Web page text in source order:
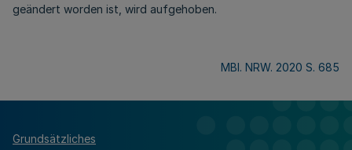
geändert worden ist, wird aufgehoben.
MBl. NRW. 2020 S. 685
Grundsätzliches